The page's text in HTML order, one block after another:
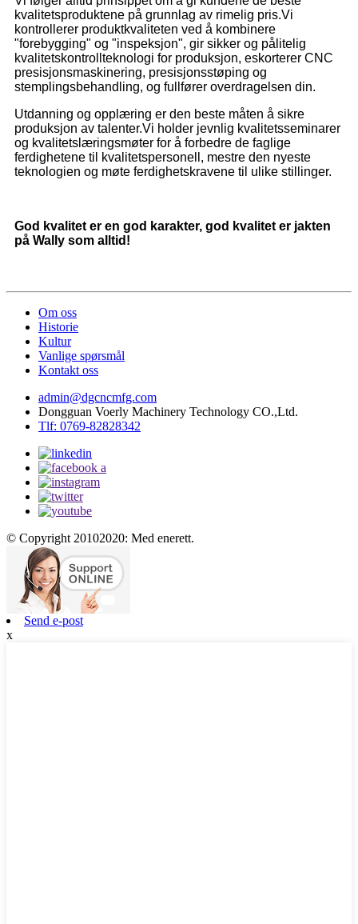
kvalitetsproduktene på grunnlag av rimelig pris.Vi
kontrollerer produktkvaliteten ved å kombinere
"forebygging" og "inspeksjon", gir sikker og pålitelig
kvalitetskontrollteknologi for produksjon, eskorterer CNC
presisjonsmaskinering, presisjonsstøping og
stemplingsbehandling, og fullfører overdragelsen din.
Utdanning og opplæring er den beste måten å sikre
produksjon av talenter.Vi holder jevnlig kvalitetsseminarer
og kvalitetslæringsmøter for å forbedre de faglige
ferdighetene til kvalitetspersonell, mestre den nyeste
teknologien og møte ferdighetskravene til ulike stillinger.
God kvalitet er en god karakter, god kvalitet er jakten
på Wally som alltid!
Om oss
Historie
Kultur
Vanlige spørsmål
Kontakt oss
admin@dgcncmfg.com
Dongguan Voerly Machinery Technology CO.,Ltd.
Tlf: 0769-82828342
© Copyright 20102020: Med enerett.
Send e-post
x